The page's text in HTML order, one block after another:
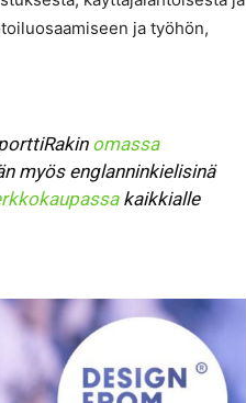
ja työhön,
omassa
myös englanninkielisinä
kaikkialle